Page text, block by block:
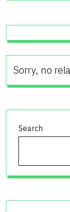
Sorry, no
Search